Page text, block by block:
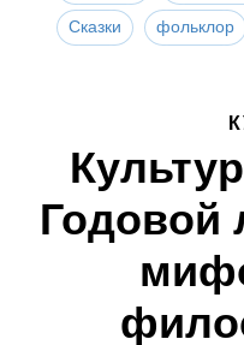
Сказки фольклор
Годовой